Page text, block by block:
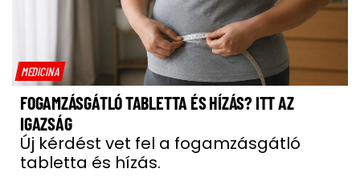
MEDICINA
FOGAMZÁSGÁTLÓ TABLETTA ÉS HÍZÁS? ITT AZ
IGAZSÁG
Új kérdést vet fel a fogamzásgátló
tabletta és hízás.